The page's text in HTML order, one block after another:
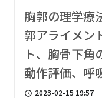
胸郭の理学療
郭アライメン
ト、胸骨下角
動作評価、呼
access_time 2023-02-15 19:57